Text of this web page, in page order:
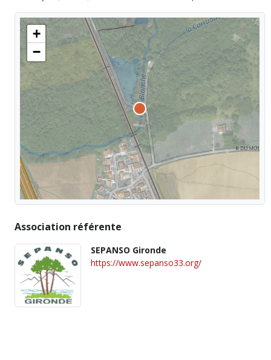
+
−
Association référente
SEPANSO Gironde
https://www.sepanso33.org/